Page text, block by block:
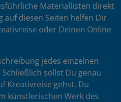
Materiallisten direkt
auf diesen Seiten helfen Dir
oder Deinen Online
jedes einzelnen
sollst Du genau
Kreativreise gehst. Du
künstlerischen Werk des